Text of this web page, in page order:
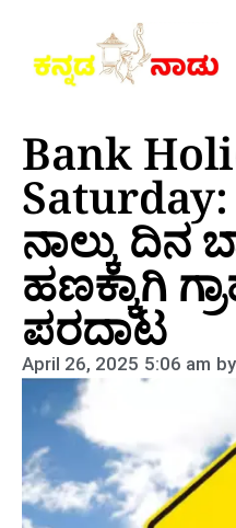
Bank
ನಾಲ್ಕು ದಿನ
ಹಣಕ್ಕಾಗಿ
ಪರದಾಟ
April 26, 2025 5:06 am by